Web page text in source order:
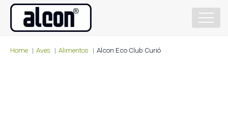
Home Aves Alimentos Alcon Eco Club Curió